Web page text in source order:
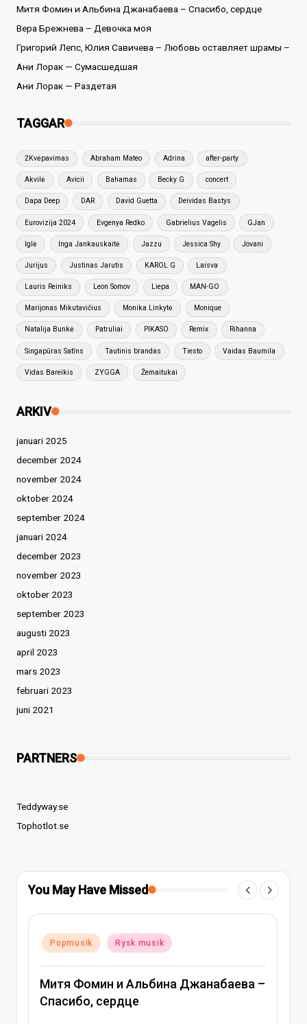
Митя Фомин и Альбина Джанабаева – Спасибо, сердце
Вера Брежнева – Девочка моя
Григорий Лепс, Юлия Савичева – Любовь оставляет шрамы –
Ани Лорак — Сумасшедшая
Ани Лорак — Раздетая
TAGGAR
2Kvėpavimas Abraham Mateo Adrina after-party
Akvilė Avicii Bahamas Becky G concert
Dapa Deep DAR David Guetta Deividas Bastys
Eurovizija 2024 Evgenya Redko Gabrielius Vagelis GJan
Iglė Inga Jankauskaitė Jazzu Jessica Shy Jovani
Jurijus Justinas Jarutis KAROL G Laisva
Lauris Reiniks Leon Somov Liepa MAN-GO
Marijonas Mikutavičius Monika Linkytė Monique
Natalija Bunkė Patruliai PIKASO Remix Rihanna
Singapūras Satīns Tautinis brandas Tiesto Vaidas Baumila
Vidas Bareikis ZYGGA Žemaitukai
ARKIV
januari 2025
december 2024
november 2024
oktober 2024
september 2024
januari 2024
december 2023
november 2023
oktober 2023
september 2023
augusti 2023
april 2023
mars 2023
februari 2023
juni 2021
PARTNERS
Teddyway.se
Tophotlot.se
You May Have Missed
Posted
in
Popmusik Rysk musik
Митя Фомин и Альбина Джанабаева –
Спасибо, сердце